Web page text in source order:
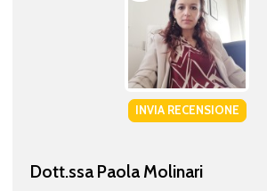
INVIA RECENSIONE
Dott.ssa Paola Molinari